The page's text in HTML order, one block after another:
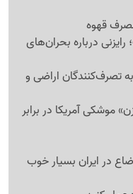
قهوه
درباره بحران‌های
تصرف‌کنندگان اراضی و
موشکی آمریکا در برابر
در ایران بسیار خوب